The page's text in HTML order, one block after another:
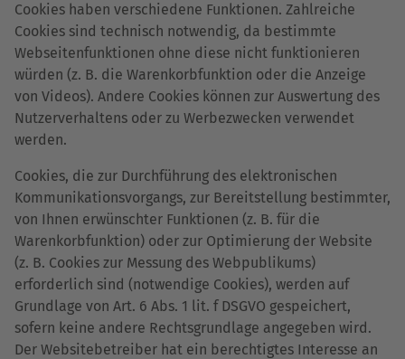
Cookies haben verschiedene Funktionen. Zahlreiche
Cookies sind technisch notwendig, da bestimmte
Webseitenfunktionen ohne diese nicht funktionieren
würden (z. B. die Warenkorbfunktion oder die Anzeige
von Videos). Andere Cookies können zur Auswertung des
Nutzerverhaltens oder zu Werbezwecken verwendet
werden.
Cookies, die zur Durchführung des elektronischen
Kommunikationsvorgangs, zur Bereitstellung bestimmter,
von Ihnen erwünschter Funktionen (z. B. für die
Warenkorbfunktion) oder zur Optimierung der Website
(z. B. Cookies zur Messung des Webpublikums)
erforderlich sind (notwendige Cookies), werden auf
Grundlage von Art. 6 Abs. 1 lit. f DSGVO gespeichert,
sofern keine andere Rechtsgrundlage angegeben wird.
Der Websitebetreiber hat ein berechtigtes Interesse an